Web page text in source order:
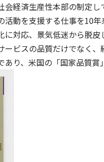
会経済生産性本部の制定
活動を支援する仕事を10
に対応、景気低迷から脱
ービスの品質だけでなく
り、米国の「国家品質賞